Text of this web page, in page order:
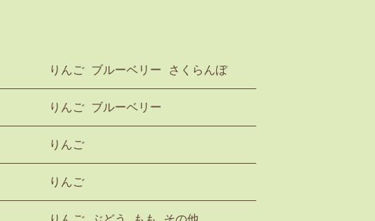
りんご ブルーベリー さくらんぼ
りんご ブルーベリー
りんご
りんご